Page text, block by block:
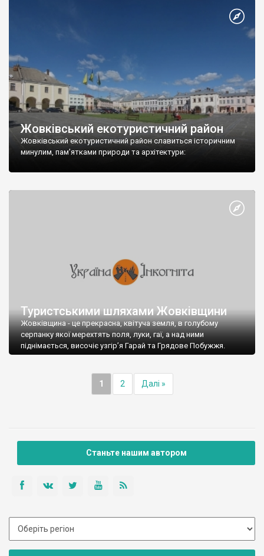
Жовківський екотуристичний район
Жовківський екотуристичний район славиться історичним
минулим, пам’ятками природи та архітектури:
Туристськими шляхами Жовківщини
Жовківщина - це прекрасна, квітуча земля, в голубому
серпанку якої мерехтять поля, луки, гаї, а над ними
піднімається, височіє узгір’я Гарай та Грядове Побужжя.
1 2 Далі »
Станьте нашим автором